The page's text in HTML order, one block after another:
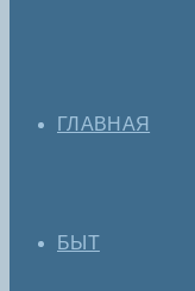
ГЛАВНАЯ
БЫТ